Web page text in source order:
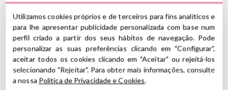
Conjunto de 2 colheres compridas para bebês da coleção Mio de
RostiMepal. Eles são perfeitos para dar mingau ao seu filho. Eles
também vêm em uma caixa prática onde você pode guardá-los e
carregá-los facilmente na bolsa quando sair para passear.
Obtenha todas as louças da coleção Fairy Garden AQUI!
Utilizamos cookies próprios e de terceiros para fins analíticos e
para lhe apresentar publicidade personalizada com base num
perfil criado a partir dos seus hábitos de navegação. Pode
personalizar as suas preferências clicando em "Configurar",
aceitar todos os cookies clicando em "Aceitar" ou rejeitá-los
selecionando "Rejeitar". Para obter mais informações, consulte
a nossa Política de Privacidade e Cookies.